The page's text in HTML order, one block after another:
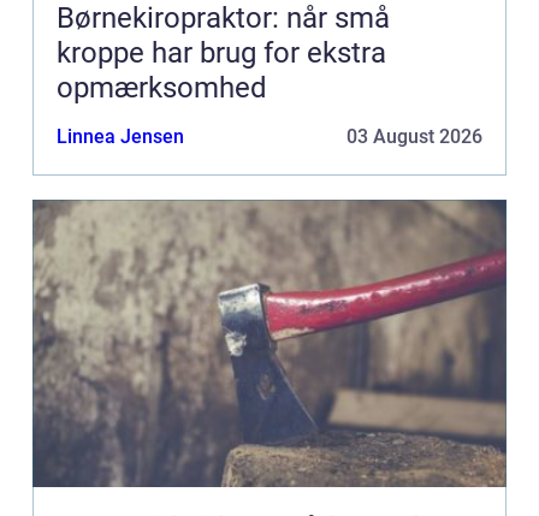
Børnekiropraktor: når små
kroppe har brug for ekstra
opmærksomhed
Linnea Jensen 03 August 2026